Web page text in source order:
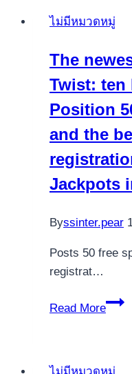
ไม่มีหมวดหมู่
The
Twist:
Position
and the
Jackpots
Byssinter.pear
Posts 50 free
registrat…
Read More
The